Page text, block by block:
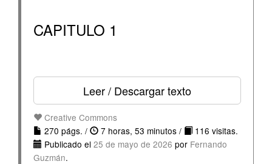
CAPITULO 1
Leer / Descargar texto
Creative Commons
270 págs. /
7 horas, 53 minutos /
116 visitas.
Publicado el 25 de mayo de 2026 por Fernando
Guzmán.